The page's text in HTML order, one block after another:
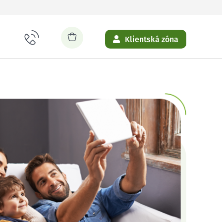
Klientská zóna